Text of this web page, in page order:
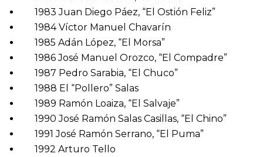
1983 Juan Diego Páez, “El Ostión Feliz”
1984 Víctor Manuel Chavarín
1985 Adán López, “El Morsa”
1986 José Manuel Orozco, “El Compadre”
1987 Pedro Sarabia, “El Chuco”
1988 El “Pollero” Salas
1989 Ramón Loaiza, “El Salvaje”
1990 José Ramón Salas Casillas, “El Chino”
1991 José Ramón Serrano, “El Puma”
1992 Arturo Tello